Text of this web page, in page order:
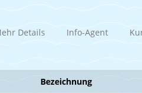
Details Info-Agent
Bezeichnung